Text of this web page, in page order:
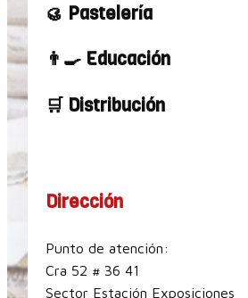
🥮 Pastelería
👨‍🍳 Educación
🛒 Distribución
Dirección
Punto de atención:
Cra 52 # 36 41
Sector Estación Exposiciones